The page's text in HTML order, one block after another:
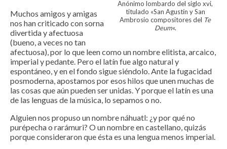
Anónimo lombardo del siglo xvi,
titulado «San Agustín y San
Ambrosio compositores del Te
Deum«.
Muchos amigos y amigas
nos han criticado con sorna
divertida y afectuosa
(bueno, a veces no tan
afectuosa), por lo que leen como un nombre elitista, arcaico,
imperial y pedante. Pero el latín fue algo natural y
espontáneo, y en el fondo sigue siéndolo. Ante la fugacidad
posmoderna, apostamos por esos hilos que unen muchas de
las cosas que aún pueden ser unidas. Y porque el latín es una
de las lenguas de la música, lo sepamos o no.
Alguien nos propuso un nombre náhuatl: ¿y por qué no
purépecha o rarámuri? O un nombre en castellano, quizás
porque consideraron que ésta es una lengua menos imperial.